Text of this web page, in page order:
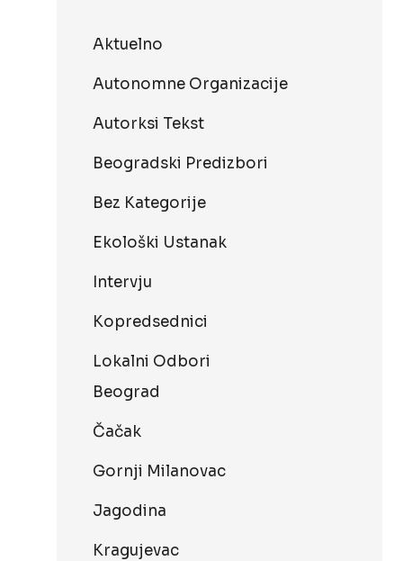
Aktuelno
Autonomne Organizacije
Autorksi Tekst
Beogradski Predizbori
Bez Kategorije
Ekološki Ustanak
Intervju
Kopredsednici
Lokalni Odbori
Beograd
Čačak
Gornji Milanovac
Jagodina
Kragujevac